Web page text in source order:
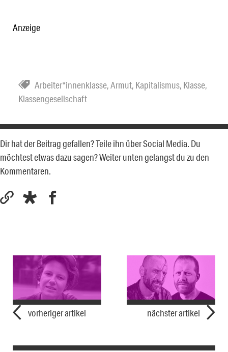
Anzeige
Arbeiter*innenklasse,Armut, Kapitalismus, Klasse,
Klassengesellschaft
Dir hat der Beitrag gefallen? Teile ihn über Social Media. Du
möchtest etwas dazu sagen? Weiter unten gelangst du zu den
Kommentaren.
vorheriger artikel nächster artikel